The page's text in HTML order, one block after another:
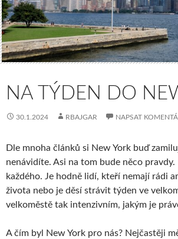
NA TÝDEN DO
30.1.2024 RBAJGAR NAPSAT
Dle mnoha článků si New York buď
nenávidíte. Asi na tom bude něco
každého. Je hodně lidí, kteří nemají rádi
života nebo je děsí strávit týden ve
velkoměstě tak intenzivním, jakým je
A čím byl New York pro nás? Nejčastěji